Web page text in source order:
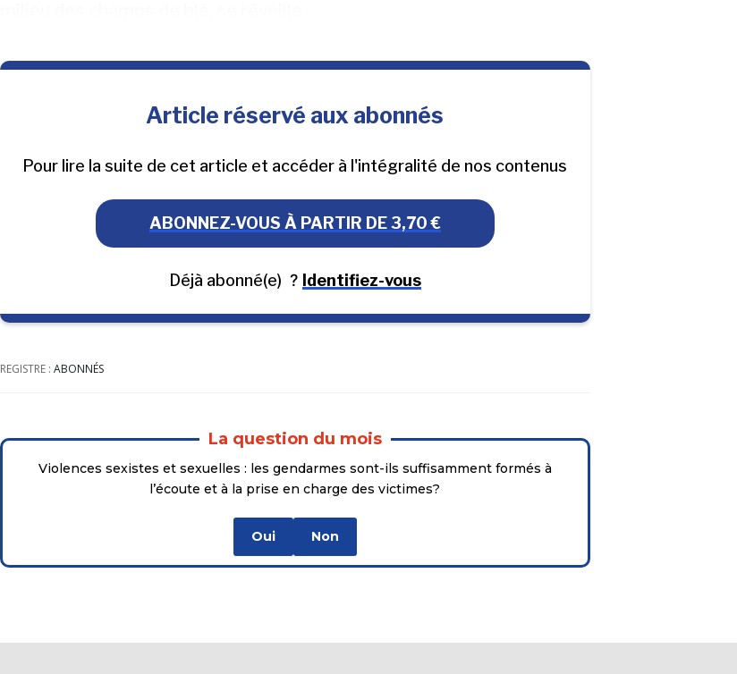
Article réservé aux abonnés
Pour lire la suite de cet article et accéder à l'intégralité de nos contenus
ABONNEZ-VOUS À PARTIR DE 3,70 €
Déjà abonné(e) ? Identifiez-vous
REGISTRE : ABONNÉS
La question du mois
Violences sexistes et sexuelles : les gendarmes sont-ils suffisamment formés à
l’écoute et à la prise en charge des victimes?
Oui Non